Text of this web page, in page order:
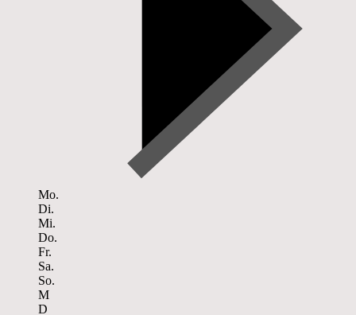
Mo.
Di.
Mi.
Do.
Fr.
Sa.
So.
M
D